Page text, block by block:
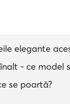
elegante
- ce model
se poartă?